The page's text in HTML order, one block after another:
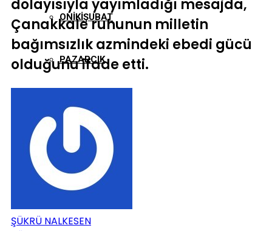
ONIKIŞUBAT
PAZARCIK
dolayısıyla yayımladığı mesajda,
Çanakkale ruhunun milletin
bağımsızlık azmindeki ebedi gücü
olduğunu ifade etti.
ŞÜKRÜ NALKESEN